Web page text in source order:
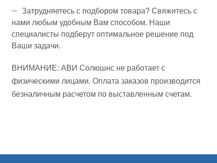
Затрудняетесь с подбором товара? Свяжитесь с
нами любым удобным Вам способом. Наши
специалисты подберут оптимальное решение под
Ваши задачи.
ВНИМАНИЕ: АВИ Солюшнс не работает с
физическими лицами. Оплата заказов производится
безналичным расчетом по выставленным счетам.